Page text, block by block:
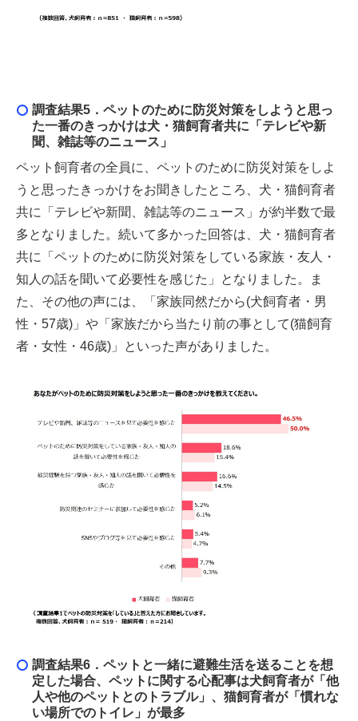
調査結果5． ペットのために防災対策をしようと思っ
た一番のきっかけは犬・猫飼育者共に「テレビや新
聞、雑誌等のニュース」
ペット飼育者の全員に、ペットのために防災対策をしよ
うと思ったきっかけをお聞きしたところ、犬・猫飼育者
共に「テレビや新聞、雑誌等のニュース」が約半数で最
多となりました。続いて多かった回答は、犬・猫飼育者
共に「ペットのために防災対策をしている家族・友人・
知人の話を聞いて必要性を感じた」となりました。ま
た、その他の声には、「家族同然だから(犬飼育者・男
性・57歳)」や「家族だから当たり前の事として(猫飼育
者・女性・46歳)」といった声がありました。
調査結果6． ペットと一緒に避難生活を送ることを想
定した場合、ペットに関する心配事は犬飼育者が「他
人や他のペットとのトラブル」、猫飼育者が「慣れな
い場所でのトイレ」が最多